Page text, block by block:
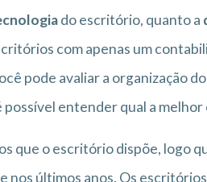
do escritório, quanto a
com apenas um
pode avaliar a organização
entender qual a melhor
que o escritório dispõe, logo
últimos anos. Os